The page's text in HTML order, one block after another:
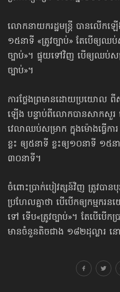
លោកនាយករដ្ឋមន្ត្រី បានលើកឡ
១៥នាទី «ត្រូវច្បាប់» តែបើឲ្យ
ច្បាប់»។ ផ្ទុយទៅវិញ បើឲ្យឈប់
ច្បាប់»។
ការថ្លែងព្រមានដោយប្រយោ
ឡើង បន្ទាប់ពីលោកបានសាកសួរ
វេលាឈប់សម្រាក ក្នុងម៉ោងធ្វើក
ខ្លះ ឲ្យ៥នាទី ខ្លះឲ្យ១០នាទី ១
៣០នាទី។
ចំពោះប្រាក់បៀវត្សន៍វិញ ត្រូវបាន
ប្រហែលគ្នាថា បើបើកឲ្យកម្មក
ទៅ ទើប«ត្រូវច្បាប់»។ តែបើបើក
មានចំនួន​តិចជាង ១៨២ដុល្លារ នោ